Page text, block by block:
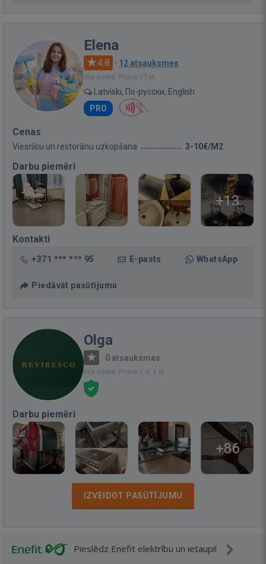
Elena
4.8 · 12 atsauksmes
Bija vietnē: Pirms 17 st.
Latviski, По-русски, English
PRO
Cenas
Viesnīcu un restorānu uzkopšana 3-10€/M2
Darbu piemēri
+13
Kontakti
+371 *** *** 95 E-pasts WhatsApp
Piedāvāt pasūtījumu
Olga
· 0 atsauksmes
Bija vietnē: Pirms 1 d. 5 st.
Darbu piemēri
+86
IZVEIDOT PASŪTĪJUMU
Pieslēdz Enefit elektrību un ietaupi!